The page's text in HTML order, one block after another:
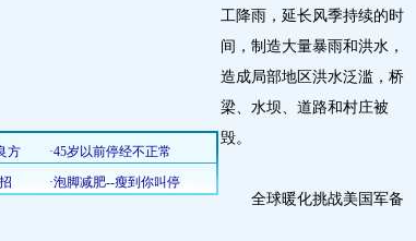
工降雨，延长风季持续的时
间，制造大量暴雨和洪水，
造成局部地区洪水泛滥，桥
梁、水坝、道路和村庄被
毁。
全球暖化挑战美国军备